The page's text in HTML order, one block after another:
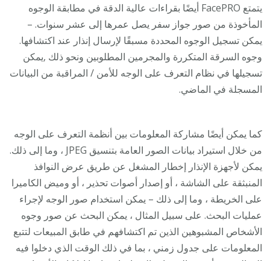
يتمتع FacePRO أيضًا بقراءات عالية الدقة في مطابقة الوجوه
المأخوذة من صور جواز سفر يصل عمرها إلى عشر سنوات. –
يمكن تسجيل الوجوه المحددة مسبقًا لإرسال إنذار عند اكتشافها.
وجوه السرقة المتكررة والمجرمين المطلوبين ونحو ذلك ,يمكن
تسجيلها في نظام التعرف على الوجه للأمن / المراقبة من البيانات
المسجلة في الماضي.
كما يمكن أيضًا مشاركة المعلومات بين أنظمة التعرف على الوجه
من خلال استيراد بيانات الصور العامة بتنسيق JPEG ، وما إلى ذلك.
يمكن لأجهزة الإنذار إخطار المشغل عن طريق عرض النوافذ
المنبثقة على الشاشة ، أو إصدار أصوات تحذير ، أو وميض الكاميرا
على الخريطة ، وما إلى ذلك – يمكن استخدام صور الوجه لإجراء
عمليات البحث. على سبيل المثال ، يمكن البحث عن صور وجوه
الأشخاص المشبوهين الذين تم اكتشافهم في طابق المبيعات لتتبع
المعلومات على جدول زمني ، بما في ذلك الوقت الذي دخلوا فيه